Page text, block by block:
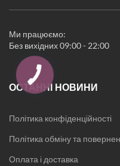
Ми працюємо:
Без вихідних 09:00 - 22:00
ОСТАННІ НОВИНИ
Політика конфіденційності
Політика обміну та
Оплата і доставка